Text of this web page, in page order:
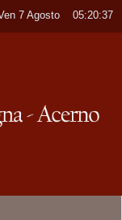
7 Agosto ----05:20:37